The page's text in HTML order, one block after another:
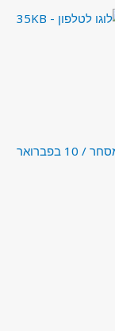
/
10 בפברואר